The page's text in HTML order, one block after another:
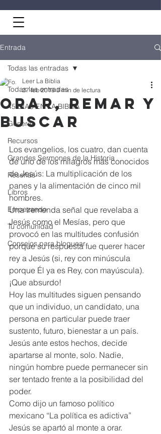
Entrada
Todas las entradas
45 DÍAS EN LA BIBLIA
General
Recursos
Grandes Sermones de la Historia
Reseñas
Libros
Empezando
Tu comunidad
Consejos para bloguear
Todas las entradas
Orar, remar y
buscar
Leer La Biblia
27 feb 2018 3 min de lectura
Los evangelios, los cuatro, dan cuenta
de uno de los milagros más conocidos
de Jesús: La multiplicación de los
panes y la alimentación de cinco mil
hombres.
Una tremenda señal que revelaba a
Jesús como el Mesías, pero que
provocó en las multitudes confusión
porque su respuesta fue querer hacer
rey a Jesús (si, rey con minúscula
porque Él ya es Rey, con mayúscula).
¡Que absurdo!
Hoy las multitudes siguen pensando
que un individuo, un candidato, una
persona en particular puede traer
sustento, futuro, bienestar a un país.
Jesús ante estos hechos, decide
apartarse al monte, solo. Nadie,
ningún hombre puede permanecer sin
ser tentado frente a la posibilidad del
poder.
Como dijo un famoso político
mexicano “La política es adictiva”
Jesús se apartó al monte a orar.